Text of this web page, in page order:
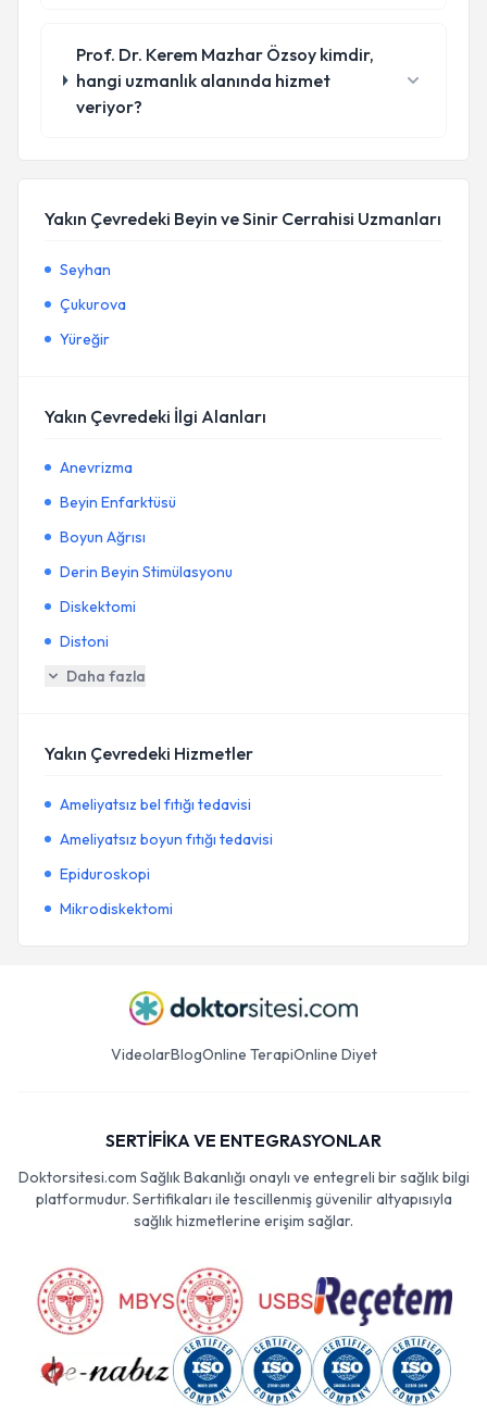
Prof. Dr. Kerem Mazhar Özsoy kimdir,
hangi uzmanlık alanında hizmet
veriyor?
Yakın Çevredeki Beyin ve Sinir Cerrahisi Uzmanları
Seyhan
Çukurova
Yüreğir
Yakın Çevredeki İlgi Alanları
Anevrizma
Beyin Enfarktüsü
Boyun Ağrısı
Derin Beyin Stimülasyonu
Diskektomi
Distoni
Daha fazla
Yakın Çevredeki Hizmetler
Ameliyatsız bel fıtığı tedavisi
Ameliyatsız boyun fıtığı tedavisi
Epiduroskopi
Mikrodiskektomi
VideolarBlogOnline TerapiOnline Diyet
SERTİFİKA VE ENTEGRASYONLAR
Doktorsitesi.com Sağlık Bakanlığı onaylı ve entegreli bir sağlık bilgi
platformudur. Sertifikaları ile tescillenmiş güvenilir altyapısıyla
sağlık hizmetlerine erişim sağlar.